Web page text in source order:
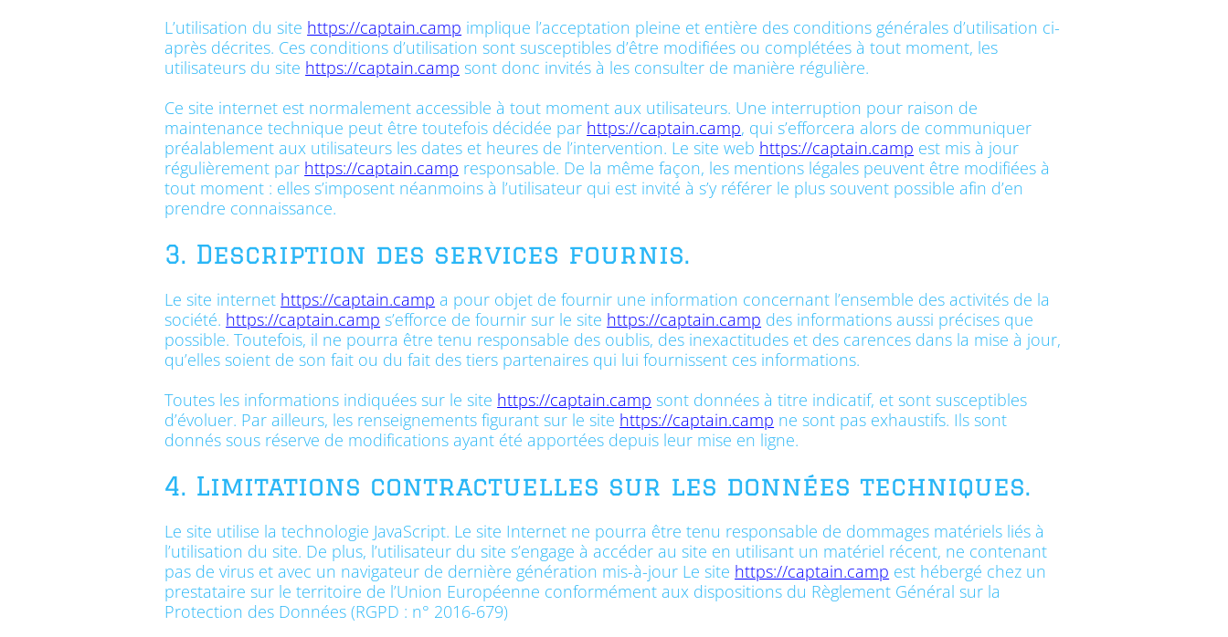
L’utilisation du site https://captain.camp implique l’acceptation pleine et entière des conditions générales d’utilisation ci-
après décrites. Ces conditions d’utilisation sont susceptibles d’être modifiées ou complétées à tout moment, les
utilisateurs du site https://captain.camp sont donc invités à les consulter de manière régulière.
Ce site internet est normalement accessible à tout moment aux utilisateurs. Une interruption pour raison de
maintenance technique peut être toutefois décidée par https://captain.camp, qui s’efforcera alors de communiquer
préalablement aux utilisateurs les dates et heures de l’intervention. Le site web https://captain.camp est mis à jour
régulièrement par https://captain.camp responsable. De la même façon, les mentions légales peuvent être modifiées à
tout moment : elles s’imposent néanmoins à l’utilisateur qui est invité à s’y référer le plus souvent possible afin d’en
prendre connaissance.
3. Description des services fournis.
Le site internet https://captain.camp a pour objet de fournir une information concernant l’ensemble des activités de la
société. https://captain.camp s’efforce de fournir sur le site https://captain.camp des informations aussi précises que
possible. Toutefois, il ne pourra être tenu responsable des oublis, des inexactitudes et des carences dans la mise à jour,
qu’elles soient de son fait ou du fait des tiers partenaires qui lui fournissent ces informations.
Toutes les informations indiquées sur le site https://captain.camp sont données à titre indicatif, et sont susceptibles
d’évoluer. Par ailleurs, les renseignements figurant sur le site https://captain.camp ne sont pas exhaustifs. Ils sont
donnés sous réserve de modifications ayant été apportées depuis leur mise en ligne.
4. Limitations contractuelles sur les données techniques.
Le site utilise la technologie JavaScript. Le site Internet ne pourra être tenu responsable de dommages matériels liés à
l’utilisation du site. De plus, l’utilisateur du site s’engage à accéder au site en utilisant un matériel récent, ne contenant
pas de virus et avec un navigateur de dernière génération mis-à-jour Le site https://captain.camp est hébergé chez un
prestataire sur le territoire de l’Union Européenne conformément aux dispositions du Règlement Général sur la
Protection des Données (RGPD : n° 2016-679)